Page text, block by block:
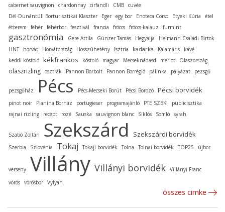
cabernet sauvignon chardonnay cirfandli CMB cuvée
Dél-Dunántúli Borturisztikai Klaszter
Eger egy bor Enoteca Corso Etyeki Kúria
étel
étterem
fehér fehérbor fesztivál francia fröccs fröccs-kalauz furmint
gasztronómia Gere Attila Günzer Tamás Hegyalja
Heimann Családi Birtok
HNT
horvát Horvátország Hosszúhetény Isztria kadarka Kalamáris
kávé
keddi kóstoló kékfrankos kóstoló magyar Mecseknádasd merlot Olaszország
olaszrizling osztrák Pannon Borbolt Pannon Borrégió pálinka pályázat pezsgő
pezsgőház Pécs Pécs-Mecseki Borút Pécsi Borozó Pécsi borvidék
pinot noir Planina Borház portugieser programajánló PTE SZBKI
publicisztika
rajnai rizling
recept rozé Sauska sauvignon blanc Siklós Somló syrah
Szabó Zoltán Szekszárd Szekszárdi borvidék
Szerbia Szlovénia Tokaj Tokaji borvidék Tolna Tolnai borvidék TOP25 újbor
verseny Villány Villányi borvidék Villányi Franc
vörös vörösbor Vylyan
összes cimke